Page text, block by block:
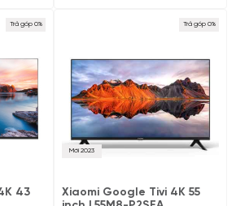
Trả góp 0%
43
Mới 2023
Trả góp 0%
Xiaomi Google Tivi 4K 55